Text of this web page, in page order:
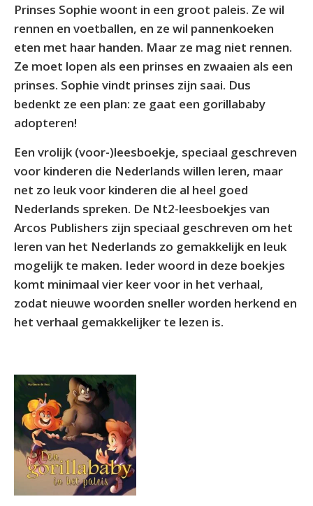
Prinses Sophie woont in een groot paleis. Ze wil
rennen en voetballen, en ze wil pannenkoeken
eten met haar handen. Maar ze mag niet rennen.
Ze moet lopen als een prinses en zwaaien als een
prinses. Sophie vindt prinses zijn saai. Dus
bedenkt ze een plan: ze gaat een gorillababy
adopteren!
Een vrolijk (voor-)leesboekje, speciaal geschreven
voor kinderen die Nederlands willen leren, maar
net zo leuk voor kinderen die al heel goed
Nederlands spreken. De Nt2-leesboekjes van
Arcos Publishers zijn speciaal geschreven om het
leren van het Nederlands zo gemakkelijk en leuk
mogelijk te maken. Ieder woord in deze boekjes
komt minimaal vier keer voor in het verhaal,
zodat nieuwe woorden sneller worden herkend en
het verhaal gemakkelijker te lezen is.